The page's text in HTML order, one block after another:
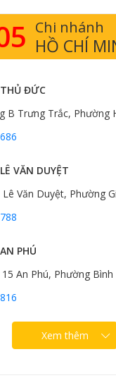
phần
khác nhau
có thể tìm thấy rất
các món nướng,
nướng, Gofood
sườn hoàng đế,
Chi nhánh
HỒ CHÍ
ĐỨC
B Trưng Trắc, Phường
VĂN DUYỆT
Lê Văn Duyệt, Phường
PHÚ
An Phú, Phường
Xem thêm